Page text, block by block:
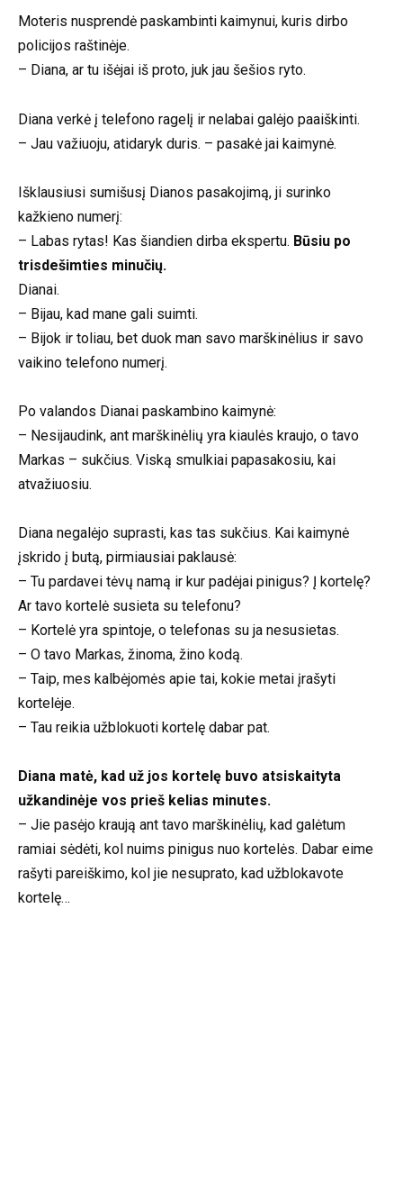
Moteris nusprendė paskambinti kaimynui, kuris dirbo
policijos raštinėje.
– Diana, ar tu išėjai iš proto, juk jau šešios ryto.
Diana verkė į telefono ragelį ir nelabai galėjo paaiškinti.
– Jau važiuoju, atidaryk duris. – pasakė jai kaimynė.
Išklausiusi sumišusį Dianos pasakojimą, ji surinko
kažkieno numerį:
– Labas rytas! Kas šiandien dirba ekspertu. Būsiu po
trisdešimties minučių.
Dianai.
– Bijau, kad mane gali suimti.
– Bijok ir toliau, bet duok man savo marškinėlius ir savo
vaikino telefono numerį.
Po valandos Dianai paskambino kaimynė:
– Nesijaudink, ant marškinėlių yra kiaulės kraujo, o tavo
Markas – sukčius. Viską smulkiai papasakosiu, kai
atvažiuosiu.
Diana negalėjo suprasti, kas tas sukčius. Kai kaimynė
įskrido į butą, pirmiausiai paklausė:
– Tu pardavei tėvų namą ir kur padėjai pinigus? Į kortelę?
Ar tavo kortelė susieta su telefonu?
– Kortelė yra spintoje, o telefonas su ja nesusietas.
– O tavo Markas, žinoma, žino kodą.
– Taip, mes kalbėjomės apie tai, kokie metai įrašyti
kortelėje.
– Tau reikia užblokuoti kortelę dabar pat.
Diana matė, kad už jos kortelę buvo atsiskaityta
užkandinėje vos prieš kelias minutes.
– Jie pasėjo kraują ant tavo marškinėlių, kad galėtum
ramiai sėdėti, kol nuims pinigus nuo kortelės. Dabar eime
rašyti pareiškimo, kol jie nesuprato, kad užblokavote
kortelę…